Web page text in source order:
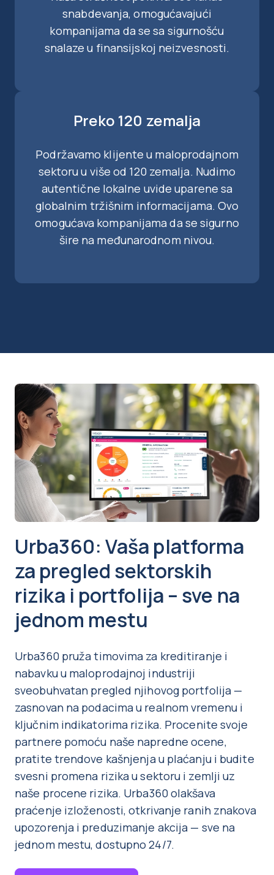
snabdevanja, omogućavajući
kompanijama da se sa sigurnošću
snalaze u finansijskoj neizvesnosti.
Preko 120 zemalja
Podržavamo klijente u maloprodajnom
sektoru u više od 120 zemalja. Nudimo
autentične lokalne uvide uparene sa
globalnim tržišnim informacijama. Ovo
omogućava kompanijama da se sigurno
šire na međunarodnom nivou.
Urba360: Vaša platforma
za pregled sektorskih
rizika i portfolija – sve na
jednom mestu
Urba360 pruža timovima za kreditiranje i
nabavku u maloprodajnoj industriji
sveobuhvatan pregled njihovog portfolija —
zasnovan na podacima u realnom vremenu i
ključnim indikatorima rizika. Procenite svoje
partnere pomoću naše napredne ocene,
pratite trendove kašnjenja u plaćanju i budite
svesni promena rizika u sektoru i zemlji uz
naše procene rizika. Urba360 olakšava
praćenje izloženosti, otkrivanje ranih znakova
upozorenja i preduzimanje akcija — sve na
jednom mestu, dostupno 24/7.